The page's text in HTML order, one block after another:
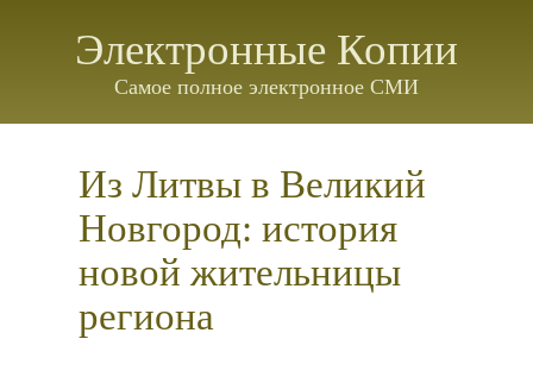
Электронные Копии
Самое полное электронное СМИ
Из Литвы в Великий
Новгород: история
новой жительницы
региона